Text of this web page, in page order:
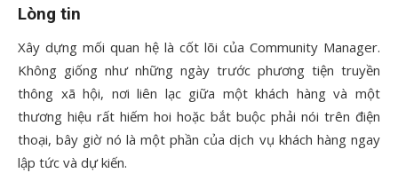
Lòng tin
Xây dựng mối quan hệ là cốt lõi của Community Manager.
Không giống như những ngày trước phương tiện truyền
thông xã hội, nơi liên lạc giữa một khách hàng và một
thương hiệu rất hiếm hoi hoặc bắt buộc phải nói trên điện
thoại, bây giờ nó là một phần của dịch vụ khách hàng ngay
lập tức và dự kiến.